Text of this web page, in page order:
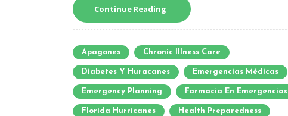
Continue Reading
Apagones Chronic Illness Care
Diabetes Y Huracanes Emergencias Médicas
Emergency Planning Farmacia En Emergencias
Florida Hurricanes Health Preparedness